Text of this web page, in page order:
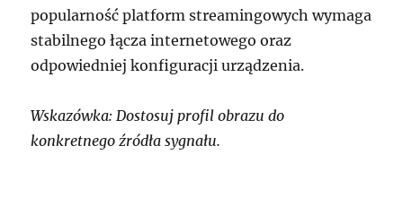
popularność platform streamingowych wymaga
stabilnego łącza internetowego oraz
odpowiedniej konfiguracji urządzenia.
Wskazówka: Dostosuj profil obrazu do
konkretnego źródła sygnału.